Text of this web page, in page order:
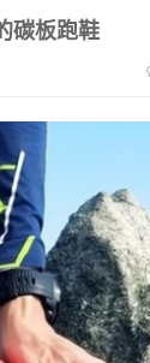
碳板跑鞋